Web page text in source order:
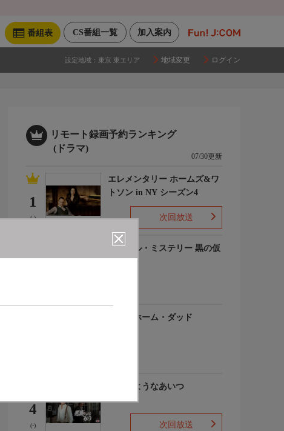
加入案内
CS番組一覧
番組表
設定地域： 東京 東エリア 地域変更 ログイン
リモート録画予約ランキング
(ドラマ)
07/30更新
1
(-)
エレメンタリー ホームズ&ワ
トソン in NY シーズン4
次回放送
ルーヴル・ミステリー 黒の仮
アットホーム・ダッド
4
(-)
悪魔のようなあいつ
次回放送